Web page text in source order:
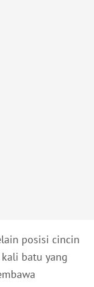
posisi cincin
batu yang